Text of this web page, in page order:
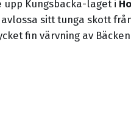
upp Kungsbacka-laget i
sitt tunga skott
fin värvning av